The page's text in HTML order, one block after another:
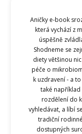
Aničky e-book
která vychází z
úspěšně
Shodneme se
diety většinou
péče o
k uzdravení - a
také například
rozdělení do
vyhledávat, a líbí
tradiční
dostupných